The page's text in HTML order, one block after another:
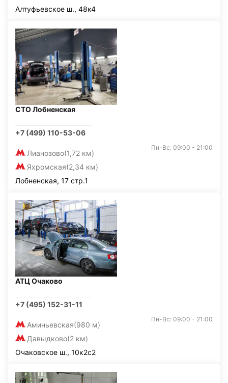
Алтуфьевское ш., 48к4
СТО Лобненская
+7 (499) 110-53-06
Лианозово(1,72 км)
Яхромская(2,34 км)
Пн-Вс: 09:00 - 21:00
Лобненская, 17 стр.1
АТЦ Очаково
+7 (495) 152-31-11
Аминьевская(980 м)
Давыдково(2 км)
Пн-Вс: 09:00 - 21:00
Очаковское ш., 10к2с2